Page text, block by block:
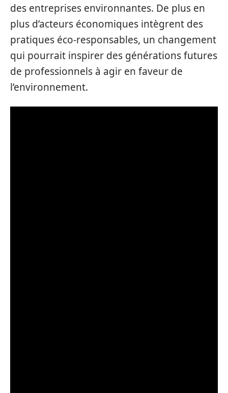
des entreprises environnantes. De plus en
plus d’acteurs économiques intègrent des
pratiques éco-responsables, un changement
qui pourrait inspirer des générations futures
de professionnels à agir en faveur de
l’environnement.